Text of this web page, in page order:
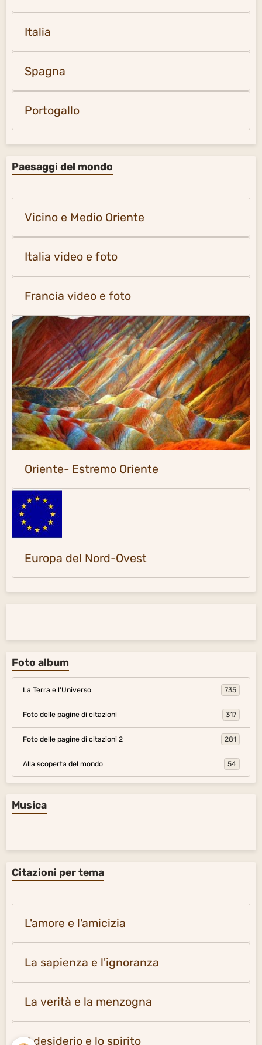
Italia
Spagna
Portogallo
Paesaggi del mondo
Vicino e Medio Oriente
Italia video e foto
Francia video e foto
Oriente- Estremo Oriente
Europa del Nord-Ovest
Foto album
La Terra e l'Universo 735
Foto delle pagine di citazioni 317
Foto delle pagine di citazioni 2 281
Alla scoperta del mondo 54
Musica
Citazioni per tema
L'amore e l'amicizia
La sapienza e l'ignoranza
La verità e la menzogna
Il desiderio e lo spirito